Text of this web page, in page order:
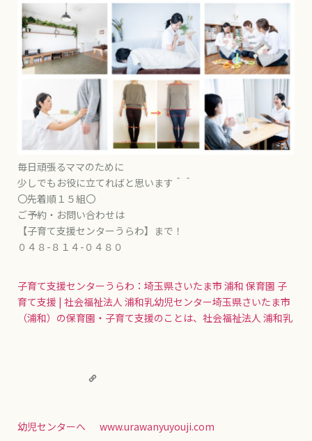
毎日頑張るママのために
少しでもお役に立てればと思います＾＾
〇先着順１５組〇
ご予約・お問い合わせは
【子育て支援センターうらわ】まで！
０４８-８１４-０４８０
子育て支援センターうらわ：埼玉県さいたま市 浦和 保育園 子
育て支援 | 社会福祉法人 浦和乳幼児センター埼玉県さいたま市
（浦和）の保育園・子育て支援のことは、社会福祉法人 浦和乳
幼児センターへ www.urawanyuyouji.com